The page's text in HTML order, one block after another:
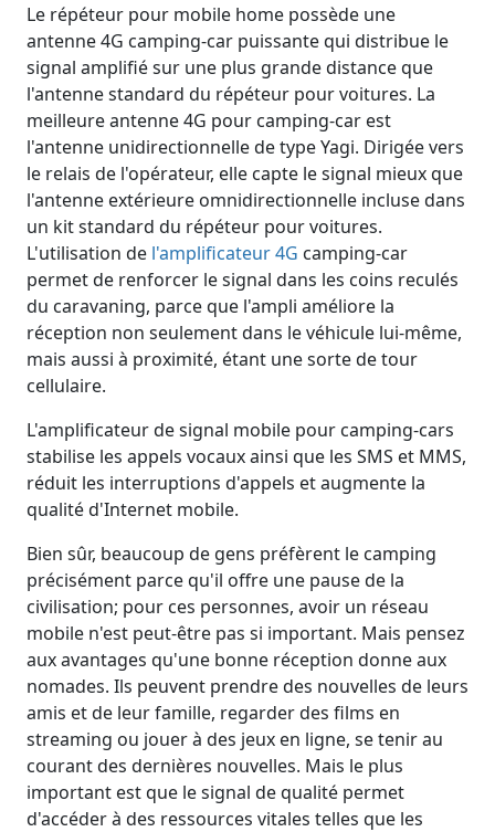
Le répéteur pour mobile home possède une
antenne 4G camping-car puissante qui distribue le
signal amplifié sur une plus grande distance que
l'antenne standard du répéteur pour voitures. La
meilleure antenne 4G pour camping-car est
l'antenne unidirectionnelle de type Yagi. Dirigée vers
le relais de l'opérateur, elle capte le signal mieux que
l'antenne extérieure omnidirectionnelle incluse dans
un kit standard du répéteur pour voitures.
L'utilisation de l'amplificateur 4G camping-car
permet de renforcer le signal dans les coins reculés
du caravaning, parce que l'ampli améliore la
réception non seulement dans le véhicule lui-même,
mais aussi à proximité, étant une sorte de tour
cellulaire.
L'amplificateur de signal mobile pour camping-cars
stabilise les appels vocaux ainsi que les SMS et MMS,
réduit les interruptions d'appels et augmente la
qualité d'Internet mobile.
Bien sûr, beaucoup de gens préfèrent le camping
précisément parce qu'il offre une pause de la
civilisation; pour ces personnes, avoir un réseau
mobile n'est peut-être pas si important. Mais pensez
aux avantages qu'une bonne réception donne aux
nomades. Ils peuvent prendre des nouvelles de leurs
amis et de leur famille, regarder des films en
streaming ou jouer à des jeux en ligne, se tenir au
courant des dernières nouvelles. Mais le plus
important est que le signal de qualité permet
d'accéder à des ressources vitales telles que les